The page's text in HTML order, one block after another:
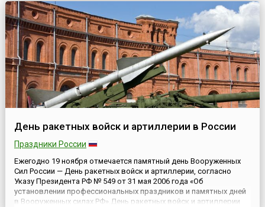
популяризация жен...
День ракетных войск и артиллерии в России
Праздники России
Ежегодно 19 ноября отмечается памятный день Вооруженных
Сил России — День ракетных войск и артиллерии, согласно
Указу Президента РФ № 549 от 31 мая 2006 года «Об
установлении профессиональных праздников и памятных дней
в Вооруженных силах РФ».День ракетных войск и артиллерии